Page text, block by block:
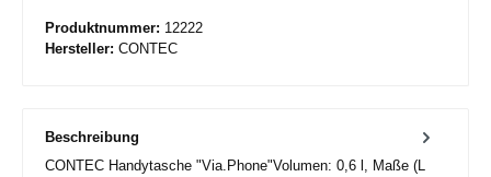
Produktnummer: 12222
Hersteller: CONTEC
Beschreibung
CONTEC Handytasche "Via.Phone"Volumen: 0,6 l, Maße (L